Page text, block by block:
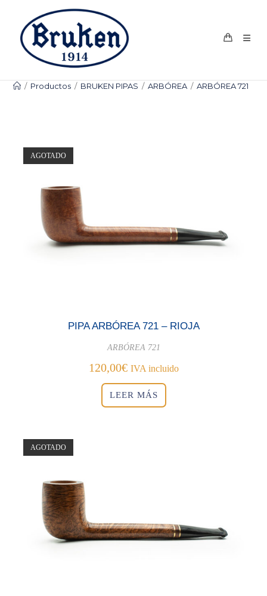
contenido
/ Productos / BRUKEN PIPAS / ARBÓREA / ARBÓREA 721
AGOTADO
PIPA ARBÓREA 721 – RIOJA
ARBÓREA 721
120,00€ IVA incluido
LEER MÁS
AGOTADO